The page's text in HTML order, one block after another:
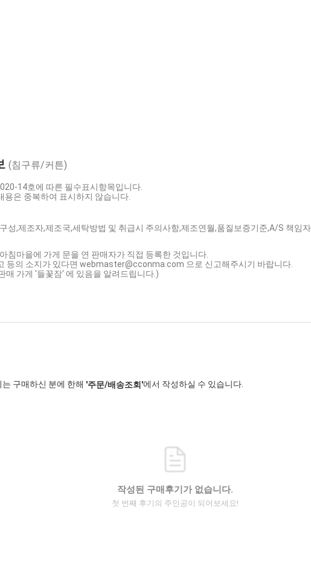
(침구류/커튼)
14호에 따른 필수표시항목입니다.
용은 중복하여 표시하지 않습니다.
성,제조자,제조국,세탁방법 및 취급시 주의사항,제조연월,품질보증기준,A/S 책임
침마을에 가게 문을 연 판매자가 직접 등록한 것입니다.
등의 소지가 있다면 webmaster@cconma.com 으로 신고해주시기 바랍니다.
매 가게 '들꽃잠' 에 있음을 알려드립니다.)
구매하신 분에 한해 '주문/배송조회'에서 작성하실 수 있습니다.
작성된 구매후기가 없습니다.
첫 번째 후기의 주인공이 되어보세요!